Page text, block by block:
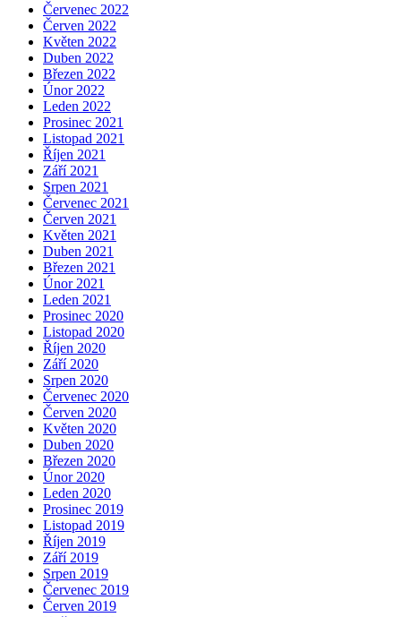
Červenec 2022
Červen 2022
Květen 2022
Duben 2022
Březen 2022
Únor 2022
Leden 2022
Prosinec 2021
Listopad 2021
Říjen 2021
Září 2021
Srpen 2021
Červenec 2021
Červen 2021
Květen 2021
Duben 2021
Březen 2021
Únor 2021
Leden 2021
Prosinec 2020
Listopad 2020
Říjen 2020
Září 2020
Srpen 2020
Červenec 2020
Červen 2020
Květen 2020
Duben 2020
Březen 2020
Únor 2020
Leden 2020
Prosinec 2019
Listopad 2019
Říjen 2019
Září 2019
Srpen 2019
Červenec 2019
Červen 2019